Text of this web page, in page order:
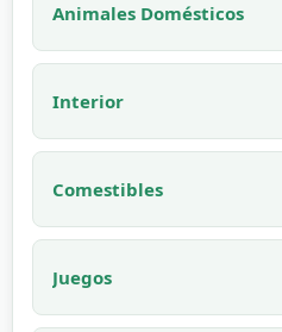
Animales Domésticos
Interior
Comestibles
Juegos